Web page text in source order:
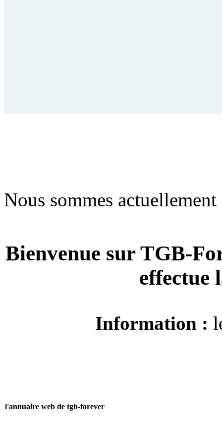
Nous sommes
Bienvenue sur TGB-
Information :
l'annuaire web de tgb-forever